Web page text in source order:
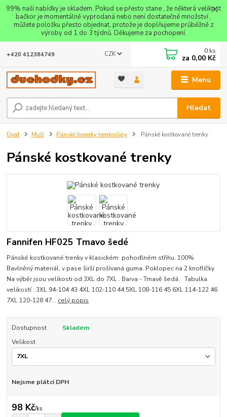
99% naší nabídky je skladem. Pokud se přesto stane , že některá velikost
bačkor je momentálně vyprodaná nebo není dostatečné množství ,
můžete položku přesto objednat, protože je doplňujeme průběžně z
výroby od 1 do 3 týdnů. Děkujeme za pochopení.
Menu
CZK
Hledat
+420 412384749 0 ks
za 0,00 Kč
Úvod Muži Pánské boxerky trenkoslipy Pánské kostkované trenky
Pánské kostkované trenky
Fannifen HF025 Tmavo šedé
Pánské kostkované trenky v klasickém pohodlném střihu. 100%
Bavlněný materiál, v pase širší prošívaná guma. Poklopec na 2 knoflíčky.
Na výběr jsou velikosti od 3XL do 7XL . Barva - Tmavě šedá. Tabulka
velikostí : 3XL 94-104 43 4XL 102-110 44 5XL 108-116 45 6XL 114-122 46
7XL 120-128 47... celý popis
Dostupnost
Skladem
Velikost
Nejsme plátci DPH
98 Kč/ks